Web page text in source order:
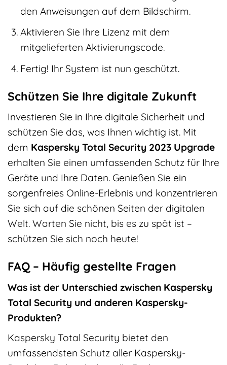
den Anweisungen auf dem Bildschirm.
Aktivieren Sie Ihre Lizenz mit dem
mitgelieferten Aktivierungscode.
Fertig! Ihr System ist nun geschützt.
Schützen Sie Ihre digitale Zukunft
Investieren Sie in Ihre digitale Sicherheit und
schützen Sie das, was Ihnen wichtig ist. Mit
dem Kaspersky Total Security 2023 Upgrade
erhalten Sie einen umfassenden Schutz für Ihre
Geräte und Ihre Daten. Genießen Sie ein
sorgenfreies Online-Erlebnis und konzentrieren
Sie sich auf die schönen Seiten der digitalen
Welt. Warten Sie nicht, bis es zu spät ist –
schützen Sie sich noch heute!
FAQ – Häufig gestellte Fragen
Was ist der Unterschied zwischen Kaspersky
Total Security und anderen Kaspersky-
Produkten?
Kaspersky Total Security bietet den
umfassendsten Schutz aller Kaspersky-